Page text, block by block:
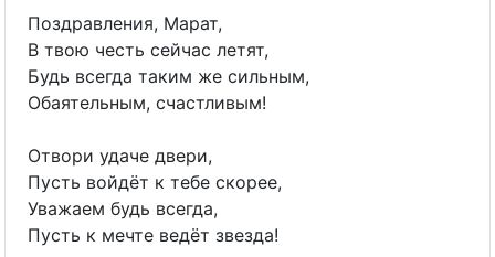
Поздравления, Марат,
В твою честь сейчас летят,
Будь всегда таким же сильным,
Обаятельным, счастливым!
Отвори удаче двери,
Пусть войдёт к тебе скорее,
Уважаем будь всегда,
Пусть к мечте ведёт звезда!